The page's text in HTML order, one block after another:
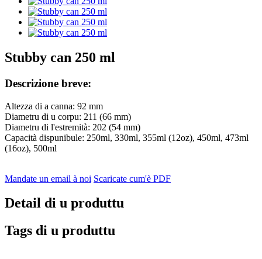
Stubby can 250 ml
Descrizione breve:
Altezza di a canna: 92 mm
Diametru di u corpu: 211 (66 mm)
Diametru di l'estremità: 202 (54 mm)
Capacità dispunibule: 250ml, 330ml, 355ml (12oz), 450ml, 473ml
(16oz), 500ml
Mandate un email à noi Scaricate cum'è PDF
Detail di u produttu
Tags di u produttu